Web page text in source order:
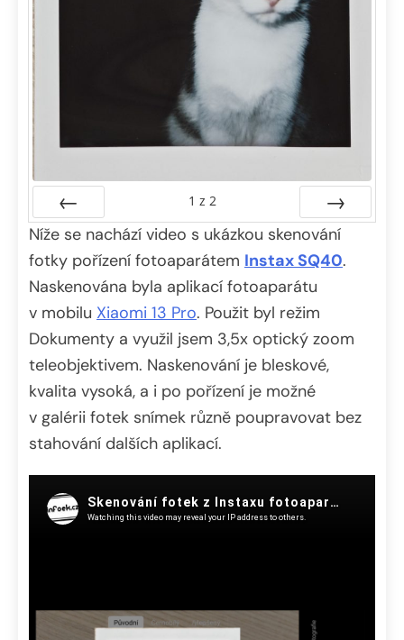
Předchozí
1 z 2
Další
Níže se nachází video s ukázkou skenování
fotky pořízení fotoaparátem Instax SQ40.
Naskenována byla aplikací fotoaparátu
v mobilu Xiaomi 13 Pro. Použit byl režim
Dokumenty a využil jsem 3,5x optický zoom
teleobjektivem. Naskenování je bleskové,
kvalita vysoká, a i po pořízení je možné
v galérii fotek snímek různě poupravovat bez
stahování dalších aplikací.